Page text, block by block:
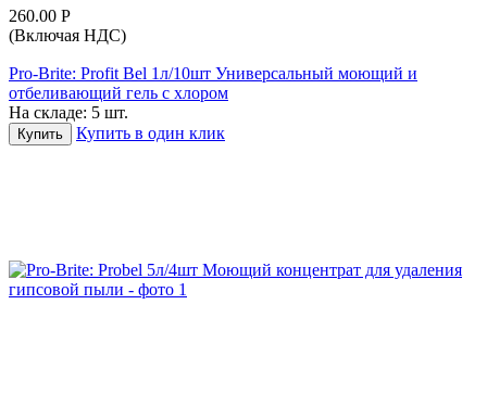
260.00 Р
(Включая НДС)
Pro-Brite: Profit Bel 1л/10шт Универсальный моющий и
отбеливающий гель с хлором
На складе: 5 шт.
Купить Купить в один клик